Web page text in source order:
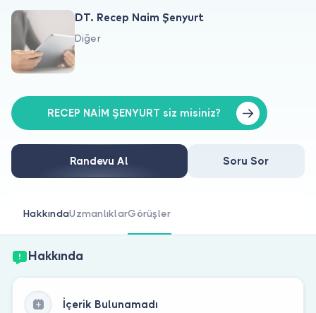
Hakkımızda
Doktorlar için
Doktor musunuz?
DT. Recep Naim Şenyurt
Diğer
RECEP NAİM ŞENYURT siz misiniz?
Randevu Al Soru Sor
HakkındaUzmanlıklarGörüşler
Hakkında
İçerik Bulunamadı